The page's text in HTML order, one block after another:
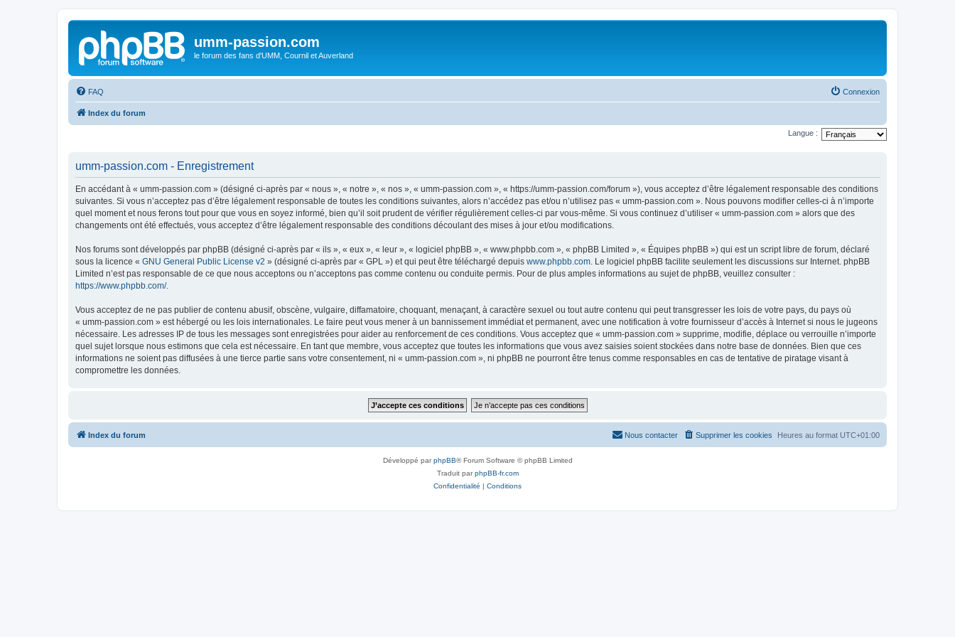
umm-passion.com
le forum des fans d'UMM, Cournil et Auverland
FAQ Connexion
Index du forum
Langue :
umm-passion.com - Enregistrement
En accédant à « umm-passion.com » (désigné ci-après par « nous », « notre », « nos », « umm-passion.com », « https://umm-passion.com/forum »), vous acceptez d’être légalement responsable des conditions
suivantes. Si vous n’acceptez pas d’être légalement responsable de toutes les conditions suivantes, alors n’accédez pas et/ou n’utilisez pas « umm-passion.com ». Nous pouvons modifier celles-ci à n’importe
quel moment et nous ferons tout pour que vous en soyez informé, bien qu’il soit prudent de vérifier régulièrement celles-ci par vous-même. Si vous continuez d’utiliser « umm-passion.com » alors que des
changements ont été effectués, vous acceptez d’être légalement responsable des conditions découlant des mises à jour et/ou modifications.
Nos forums sont développés par phpBB (désigné ci-après par « ils », « eux », « leur », « logiciel phpBB », « www.phpbb.com », « phpBB Limited », « Équipes phpBB ») qui est un script libre de forum, déclaré
sous la licence « GNU General Public License v2 » (désigné ci-après par « GPL ») et qui peut être téléchargé depuis www.phpbb.com. Le logiciel phpBB facilite seulement les discussions sur Internet. phpBB
Limited n’est pas responsable de ce que nous acceptons ou n’acceptons pas comme contenu ou conduite permis. Pour de plus amples informations au sujet de phpBB, veuillez consulter :
https://www.phpbb.com/.
Vous acceptez de ne pas publier de contenu abusif, obscène, vulgaire, diffamatoire, choquant, menaçant, à caractère sexuel ou tout autre contenu qui peut transgresser les lois de votre pays, du pays où
« umm-passion.com » est hébergé ou les lois internationales. Le faire peut vous mener à un bannissement immédiat et permanent, avec une notification à votre fournisseur d’accès à Internet si nous le jugeons
nécessaire. Les adresses IP de tous les messages sont enregistrées pour aider au renforcement de ces conditions. Vous acceptez que « umm-passion.com » supprime, modifie, déplace ou verrouille n’importe
quel sujet lorsque nous estimons que cela est nécessaire. En tant que membre, vous acceptez que toutes les informations que vous avez saisies soient stockées dans notre base de données. Bien que ces
informations ne soient pas diffusées à une tierce partie sans votre consentement, ni « umm-passion.com », ni phpBB ne pourront être tenus comme responsables en cas de tentative de piratage visant à
compromettre les données.
Index du forum Heures au format UTC+01:00
Supprimer les cookies
Nous contacter
Développé parphpBB® Forum Software © phpBB Limited
Traduit parphpBB-fr.com
Confidentialité | Conditions